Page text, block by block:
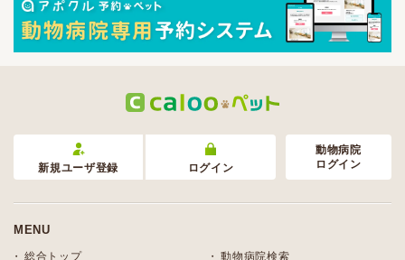
新規ユーザ登録 ログイン
動物病院
ログイン
MENU
総合トップ 動物病院検索